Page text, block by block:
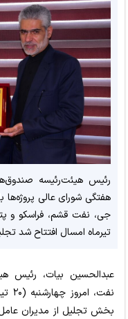
رئیس هیئت‌رئیسه
هفتگی شورای عالی
جی، نفت قشم، فراسکو و
تیرماه امسال افتتاح شد
عبدالحسین بیات، رئیس
بخش تجلیل از مدیران